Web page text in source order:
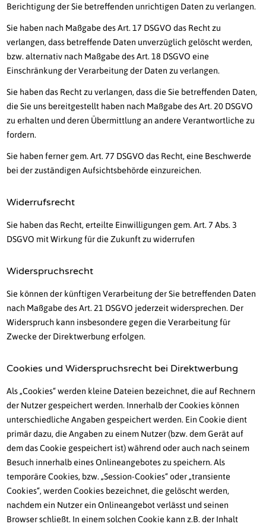
Berichtigung der Sie betreffenden unrichtigen Daten zu verlangen.
Sie haben nach Maßgabe des Art. 17 DSGVO das Recht zu
verlangen, dass betreffende Daten unverzüglich gelöscht werden,
bzw. alternativ nach Maßgabe des Art. 18 DSGVO eine
Einschränkung der Verarbeitung der Daten zu verlangen.
Sie haben das Recht zu verlangen, dass die Sie betreffenden Daten,
die Sie uns bereitgestellt haben nach Maßgabe des Art. 20 DSGVO
zu erhalten und deren Übermittlung an andere Verantwortliche zu
fordern.
Sie haben ferner gem. Art. 77 DSGVO das Recht, eine Beschwerde
bei der zuständigen Aufsichtsbehörde einzureichen.
Widerrufsrecht
Sie haben das Recht, erteilte Einwilligungen gem. Art. 7 Abs. 3
DSGVO mit Wirkung für die Zukunft zu widerrufen
Widerspruchsrecht
Sie können der künftigen Verarbeitung der Sie betreffenden Daten
nach Maßgabe des Art. 21 DSGVO jederzeit widersprechen. Der
Widerspruch kann insbesondere gegen die Verarbeitung für
Zwecke der Direktwerbung erfolgen.
Cookies und Widerspruchsrecht bei Direktwerbung
Als „Cookies“ werden kleine Dateien bezeichnet, die auf Rechnern
der Nutzer gespeichert werden. Innerhalb der Cookies können
unterschiedliche Angaben gespeichert werden. Ein Cookie dient
primär dazu, die Angaben zu einem Nutzer (bzw. dem Gerät auf
dem das Cookie gespeichert ist) während oder auch nach seinem
Besuch innerhalb eines Onlineangebotes zu speichern. Als
temporäre Cookies, bzw. „Session-Cookies“ oder „transiente
Cookies“, werden Cookies bezeichnet, die gelöscht werden,
nachdem ein Nutzer ein Onlineangebot verlässt und seinen
Browser schließt. In einem solchen Cookie kann z.B. der Inhalt